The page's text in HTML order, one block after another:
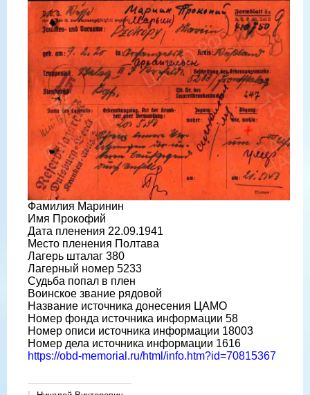
Фамилия Маринин
Имя Прокофий
Дата пленения 22.09.1941
Место пленения Полтава
Лагерь шталаг 380
Лагерный номер 5233
Судьба попал в плен
Воинское звание рядовой
Название источника донесения ЦАМО
Номер фонда источника информации 58
Номер описи источника информации 18003
Номер дела источника информации 1616
https://obd-memorial.ru/html/info.htm?id=70815367